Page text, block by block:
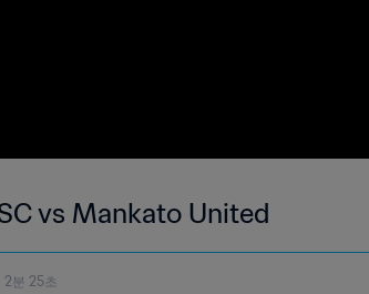
vs Mankato United
2분 25초